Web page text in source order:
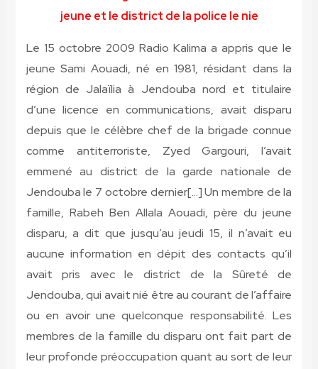
jeune et le district de la police le nie
Le 15 octobre 2009 Radio Kalima a appris que le
jeune Sami Aouadi, né en 1981, résidant dans la
région de Jalaïlia à Jendouba nord et titulaire
d’une licence en communications, avait disparu
depuis que le célèbre chef de la brigade connue
comme antiterroriste, Zyed Gargouri, l’avait
emmené au district de la garde nationale de
Jendouba le 7 octobre dernier[…] Un membre de la
famille, Rabeh Ben Allala Aouadi, père du jeune
disparu, a dit que jusqu’au jeudi 15, il n’avait eu
aucune information en dépit des contacts qu’il
avait pris avec le district de la Sûreté de
Jendouba, qui avait nié être au courant de l’affaire
ou en avoir une quelconque responsabilité. Les
membres de la famille du disparu ont fait part de
leur profonde préoccupation quant au sort de leur